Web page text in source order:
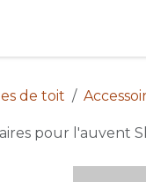
de toit
pour l'auvent